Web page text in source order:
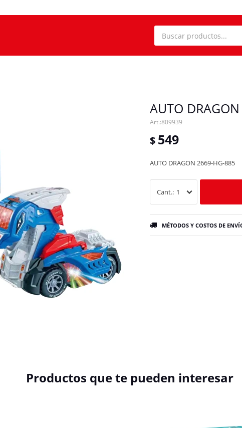
AUTO DRAGON
809939
$ 549
AUTO DRAGON 2669-HG-885
1
MÉTODOS Y COSTOS DE
Productos que te pueden interesar